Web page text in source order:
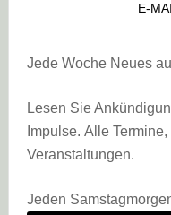
E-
Jede Woche Neues
Lesen Sie
Impulse. Alle
Veranstaltungen.
Jeden